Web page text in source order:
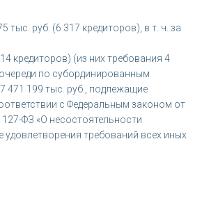
тыс. руб. (6 317 кредиторов), в т. ч. за
кредиторов) (из них требования 4
по субординированным
471 199 тыс. руб., подлежащие
с Федеральным законом от
ФЗ «О несостоятельности
удовлетворения требований всех иных